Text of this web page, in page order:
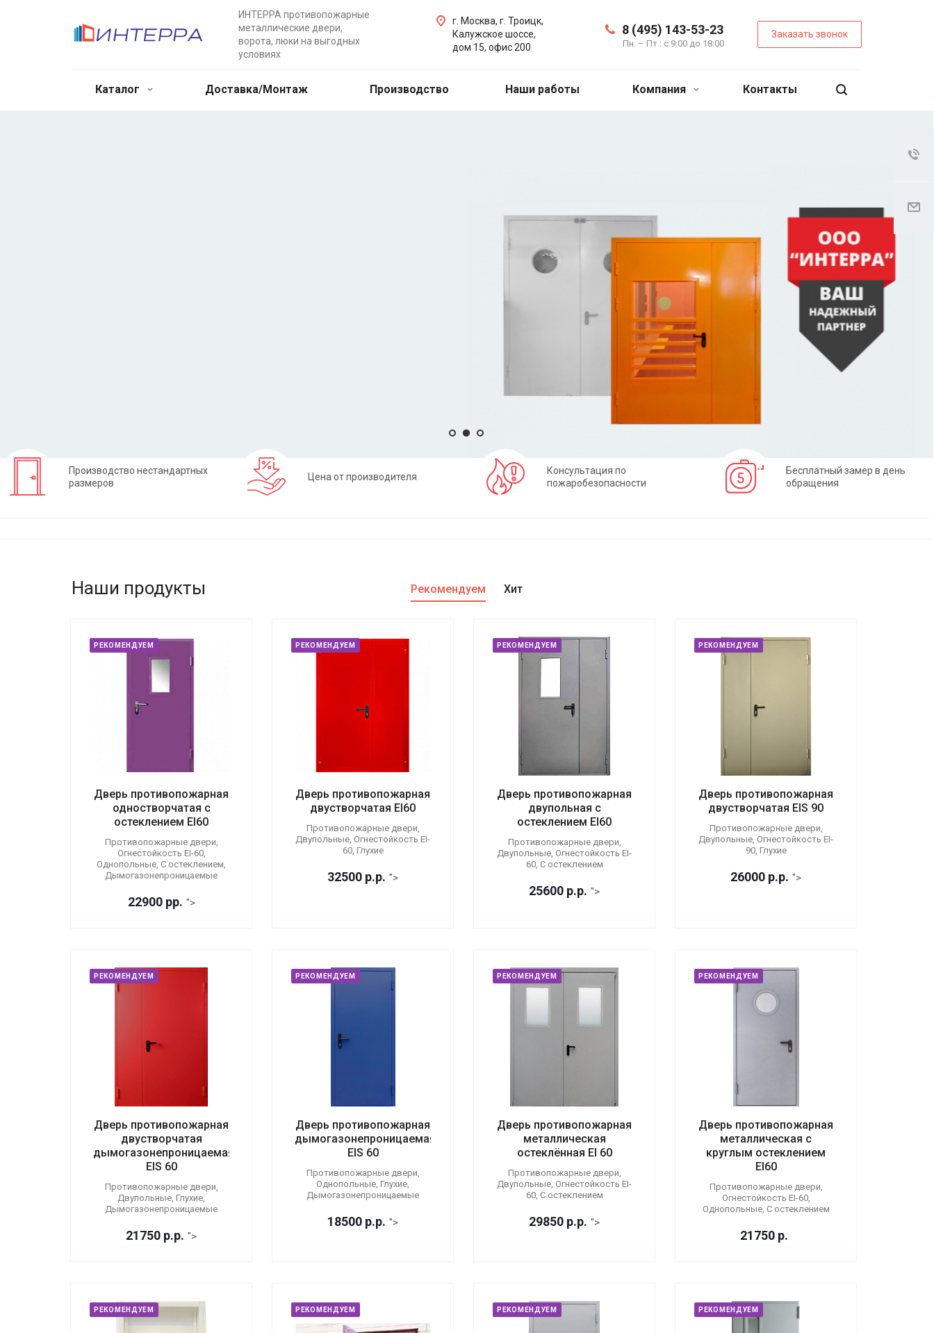
ИНТЕРРА противопожарные
металлические двери,
ворота, люки на выгодных
условиях
8 (495) 143-53-23
Пн. – Пт.: с 9:00 до 18:00
Заказать звонок
г. Москва, г. Троицк,
Калужское шоссе,
дом 15, офис 200
Каталог Доставка/Монтаж Производство Наши работы Компания Контакты
Производство нестандартных
размеров
Цена от производителя
Консультация по
пожаробезопасности
Бесплатный замер в день
обращения
Наши продукты Рекомендуем Хит
РЕКОМЕНДУЕМ
Дверь противопожарная
одностворчатая с
остеклением EI60
Противопожарные двери,
Огнестойкость EI-60,
Однопольные, С остеклением,
Дымогазонепроницаемые
22900 рр. ">
РЕКОМЕНДУЕМ
Дверь противопожарная
двустворчатая EI60
Противопожарные двери,
Двупольные, Огнестойкость EI-
60, Глухие
32500 р.р. ">
РЕКОМЕНДУЕМ
Дверь противопожарная
двупольная с
остеклением EI60
Противопожарные двери,
Двупольные, Огнестойкость EI-
60, С остеклением
25600 р.р. ">
РЕКОМЕНДУЕМ
Дверь противопожарная
двустворчатая EIS 90
Противопожарные двери,
Двупольные, Огнестойкость EI-
90, Глухие
26000 р.р. ">
РЕКОМЕНДУЕМ
Дверь противопожарная
двустворчатая
дымогазонепроницаемая
EIS 60
Противопожарные двери,
Двупольные, Глухие,
Дымогазонепроницаемые
21750 р.р. ">
РЕКОМЕНДУЕМ
Дверь противопожарная
дымогазонепроницаемая
EIS 60
Противопожарные двери,
Однопольные, Глухие,
Дымогазонепроницаемые
18500 р.р. ">
РЕКОМЕНДУЕМ
Дверь противопожарная
металлическая
остеклённая EI 60
Противопожарные двери,
Двупольные, Огнестойкость EI-
60, С остеклением
29850 р.р. ">
РЕКОМЕНДУЕМ
Дверь противопожарная
металлическая с
круглым остеклением
EI60
Противопожарные двери,
Огнестойкость EI-60,
Однопольные, С остеклением
21750 р.
РЕКОМЕНДУЕМ РЕКОМЕНДУЕМ РЕКОМЕНДУЕМ РЕКОМЕНДУЕМ